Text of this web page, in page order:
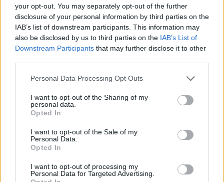
your opt-out. You may separately opt-out of the further
disclosure of your personal information by third parties on the
IAB’s list of downstream participants. This information may
also be disclosed by us to third parties on the IAB’s List of
Downstream Participants that may further disclose it to other
Personal Data Processing Opt Outs
I want to opt-out of the Sharing of my
personal data.
Opted In
I want to opt-out of the Sale of my
Personal Data.
Opted In
I want to opt-out of processing my
Personal Data for Targeted Advertising.
Esim for Global
Esim for USA | Esim for Italy Esim for Spain|Esim
for Turkey|Esim for Germany|Esim for Greece|